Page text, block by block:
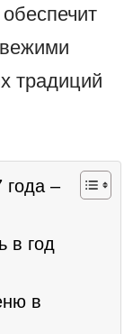
традиций
года –
в год
в